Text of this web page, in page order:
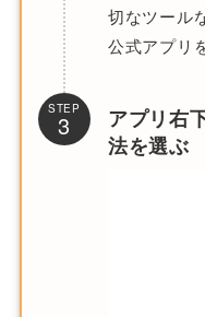
切なツール
公式アプリ
STEP
3
アプリ右
法を選ぶ